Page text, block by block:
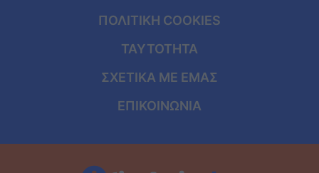
ΠΟΛΙΤΙΚΗ COOKIES
ΤΑΥΤΟΤΗΤΑ
ΣΧΕΤΙΚΑ ΜΕ ΕΜΑΣ
ΕΠΙΚΟΙΝΩΝΙΑ